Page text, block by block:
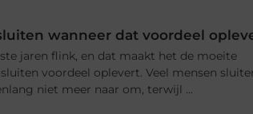
wanneer dat voordeel
jaren flink, en dat maakt het de moeite
voordeel oplevert. Veel mensen
niet meer naar om, terwijl ...